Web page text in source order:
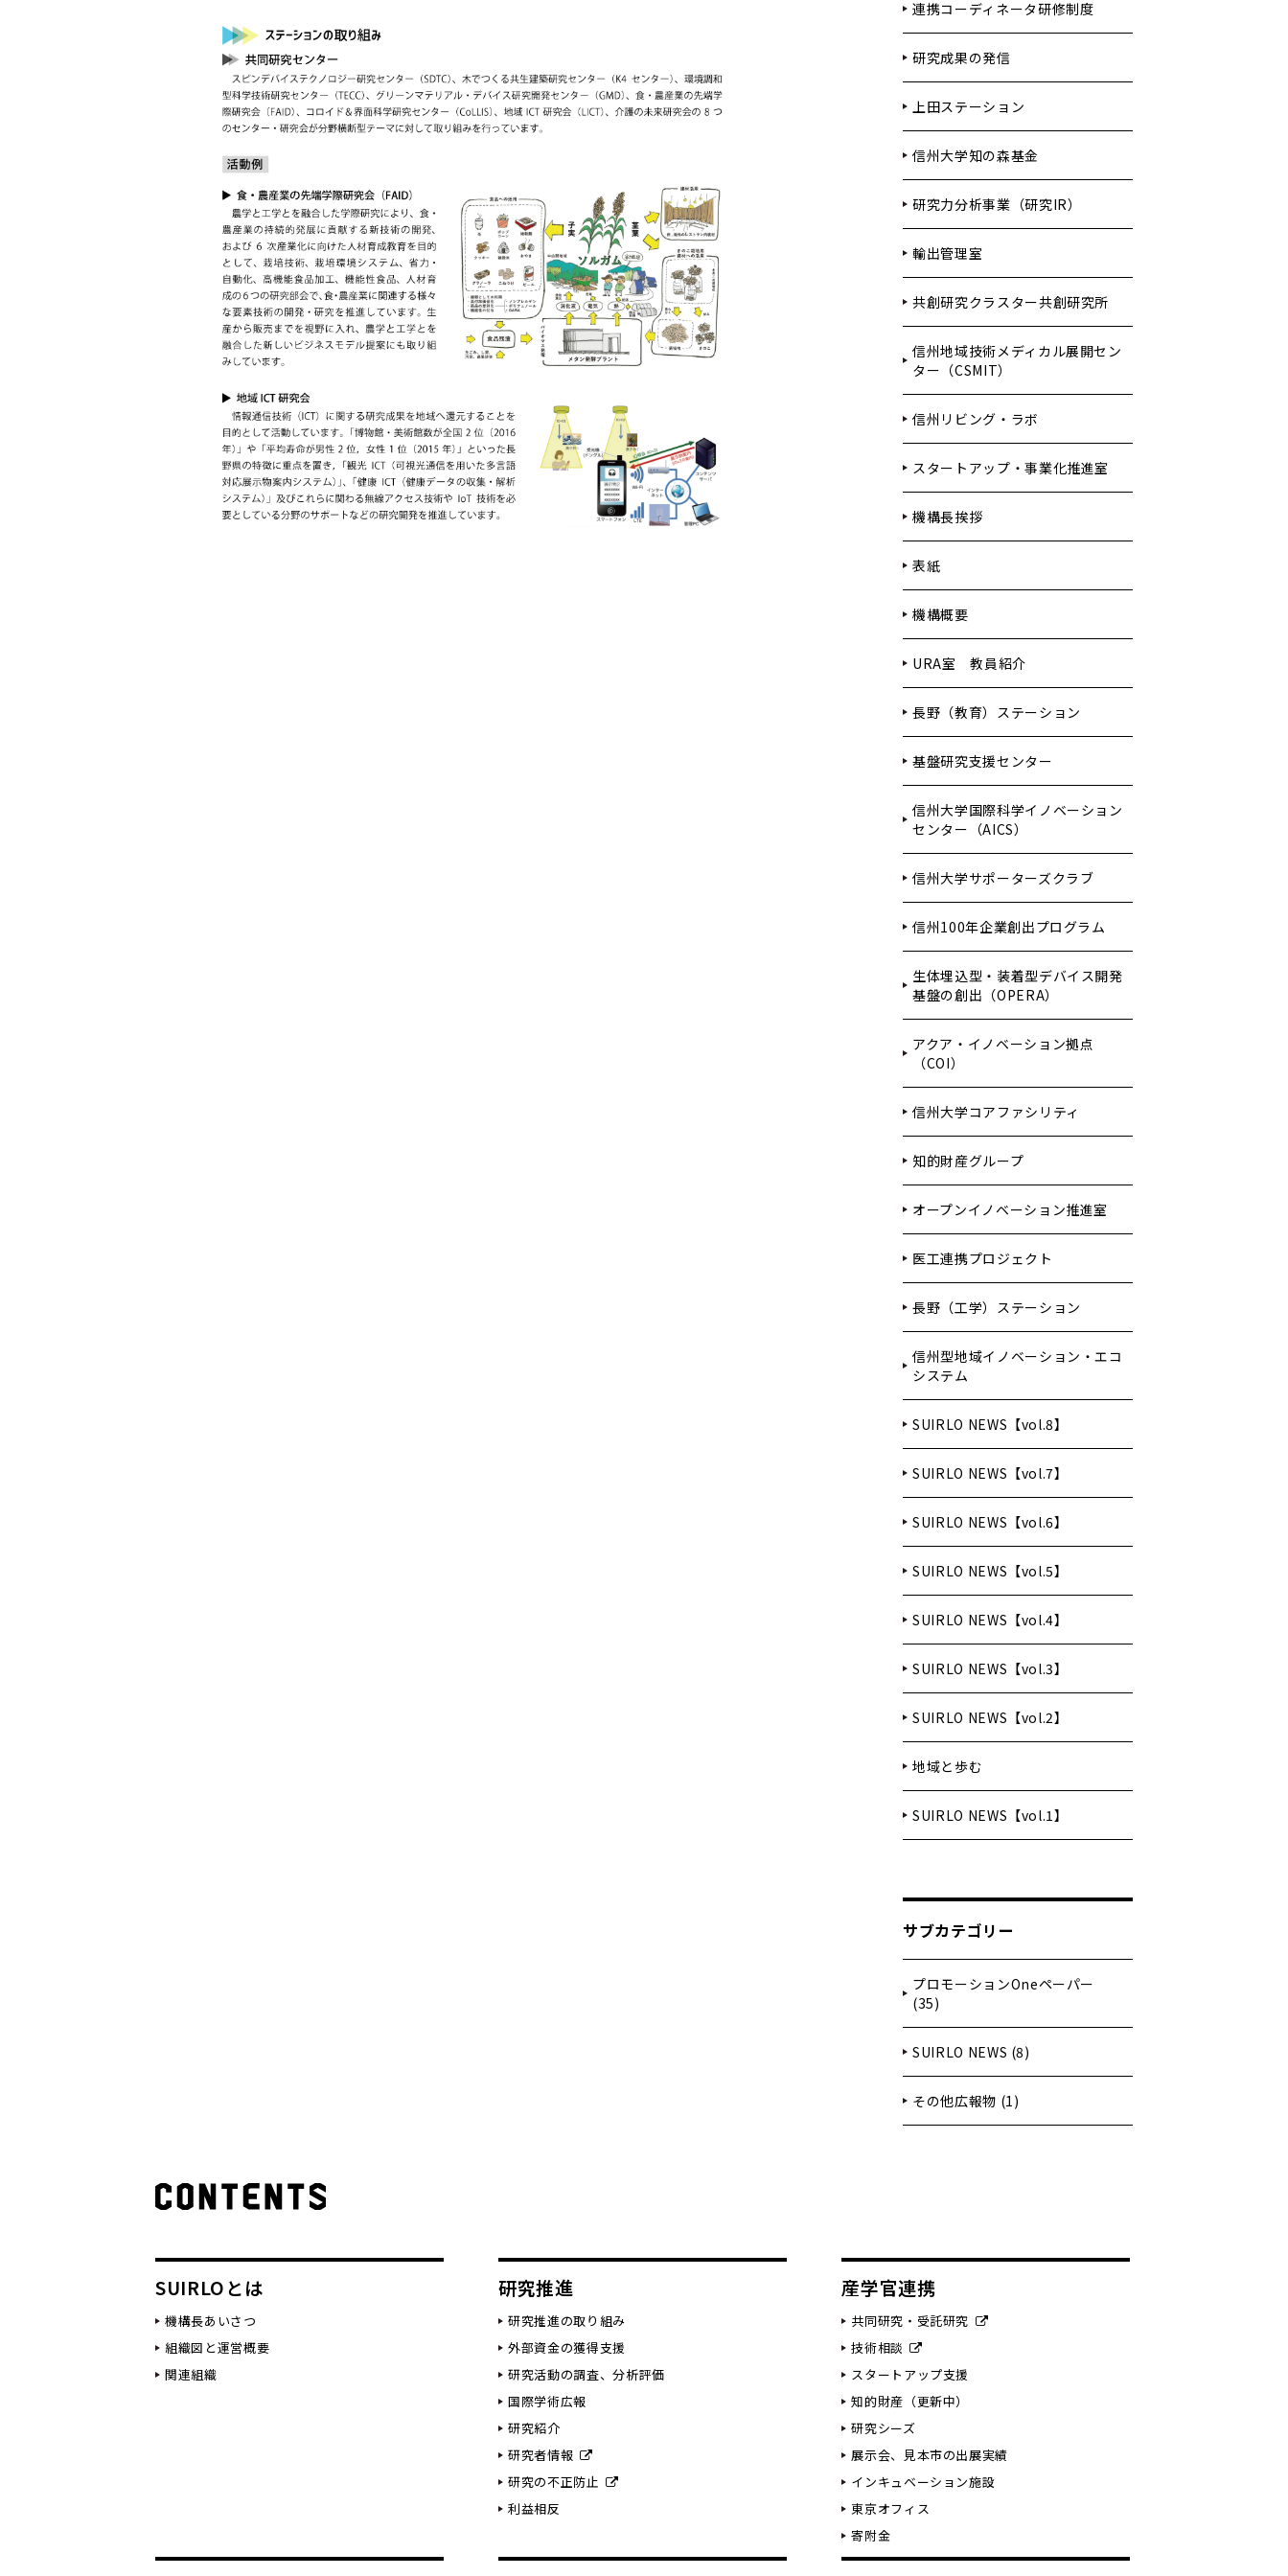
連携コーディネータ研修制度
研究成果の発信
上田ステーション
信州大学知の森基金
研究力分析事業（研究IR）
輸出管理室
共創研究クラスター共創研究所
信州地域技術メディカル展開セン
ター（CSMIT）
信州リビング・ラボ
スタートアップ・事業化推進室
機構長挨拶
表紙
機構概要
URA室 教員紹介
長野（教育）ステーション
基盤研究支援センター
信州大学国際科学イノベーション
センター（AICS）
信州大学サポーターズクラブ
信州100年企業創出プログラム
生体埋込型・装着型デバイス開発
基盤の創出（OPERA）
アクア・イノベーション拠点
（COI）
信州大学コアファシリティ
知的財産グループ
オープンイノベーション推進室
医工連携プロジェクト
長野（工学）ステーション
信州型地域イノベーション・エコ
システム
SUIRLO NEWS【vol.8】
SUIRLO NEWS【vol.7】
SUIRLO NEWS【vol.6】
SUIRLO NEWS【vol.5】
SUIRLO NEWS【vol.4】
SUIRLO NEWS【vol.3】
SUIRLO NEWS【vol.2】
地域と歩む
SUIRLO NEWS【vol.1】
サブカテゴリー
プロモーションOneペーパー
(35)
SUIRLO NEWS (8)
その他広報物 (1)
SUIRLOとは
機構長あいさつ
組織図と運営概要
関連組織
研究推進
研究推進の取り組み
外部資金の獲得支援
研究活動の調査、分析評価
国際学術広報
研究紹介
研究者情報
研究の不正防止
利益相反
産学官連携
共同研究・受託研究
技術相談
スタートアップ支援
知的財産（更新中）
研究シーズ
展示会、見本市の出展実績
インキュベーション施設
東京オフィス
寄附金